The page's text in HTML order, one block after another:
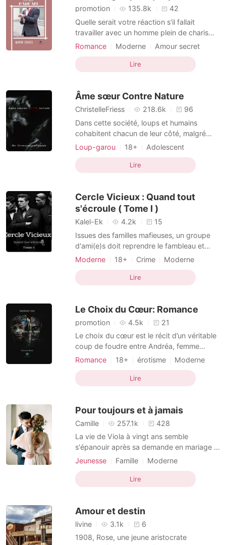
promotion 135.8k
42
Quelle serait votre réaction s'il fallait
travailler avec un homme plein de charisme
et d'une beauté à en tomber par terre ?
homme s'avérait hautain et mesquin à
l'égard des autres ? L'absence d'humour
Cependant, qui a dit que
Romance Moderne
Amour secret
Haine-amour
Arrogant Charmante
Lire
Âme sœur Contre Nature
ChristelleFriess 218.6k
96
Dans cette société, loups et humains
cohabitent chacun de leur côté, malgré
quelques différents connus sous le nom de
massacrés après des décennies de guerre
sanglante dans un seul et unique raid de la
les quelques heu
Loup-garou 18+
Adolescent
Amour prédestiné
Arrogant
Charmante
Lire
Cercle Vicieux : Quand tout
s'écroule ( Tome I )
Kalel-Ek 4.2k
15
Issues des familles mafieuses, un groupe
d'ami(e)s doit reprendre le fambleau et
diriger le conglomérat à leurs tours... Sans
Moderne 18+ Crime
Moderne
Mafia
Arrogant Charmante
Lire
Le Choix du Cœur: Romance
promotion 4.5k
21
Le choix du cœur est le récit d’un véritable
coup de foudre entre Andréa, femme
intelligente et ambitieuse, et Malys, beau
jamais vécu. Malheureusement, il se
laissera par la suite séduire par Kisi.
PROPOS DE L'AUTEUR
Romance 18+ érotisme
Moderne
Amour secret
Arrogant Charmante
Lire
Pour toujours et à jamais
Camille 257.1k
428
La vie de Viola à vingt ans semble
s'épanouir après sa demande en mariage à
son fiancé lors de sa fête d'anniversaire.
se révèle être un mari extrêmement cruel. Il
prend le contrôle de sa vie après leur
par sa belle-fa
Jeunesse Famille
Moderne
Grossesse
Chouchou
Arrogant
Dominant
Lire
Amour et destin
livine 3.1k
6
1908, Rose, une jeune aristocrate